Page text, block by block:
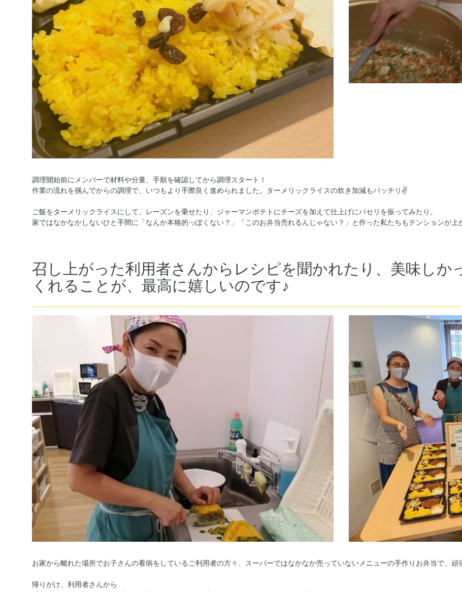
調理開始前にメンバーで材料や分量、手順を確認してから調理スタート！
作業の流れを掴んでからの調理で、いつもより手際良く進められました。ターメリックライスの炊き加減もバッチリ✌️
ご飯をターメリックライスにして、レーズンを乗せたり、ジャーマンポテトにチーズを加えて仕上げにパセリを振ってみたり。
家ではなかなかしないひと手間に「なんか本格的っぽくない？」「このお弁当売れるんじゃない？」と作った私たちもテンションが
召し上がった利用者さんからレシピを聞かれたり、美味しか
くれることが、最高に嬉しいのです♪
お家から離れた場所でお子さんの看病をしているご利用者の方々、スーパーではなかなか売っていないメニューの手作りお弁当で、頑
帰りがけ、利用者さんから